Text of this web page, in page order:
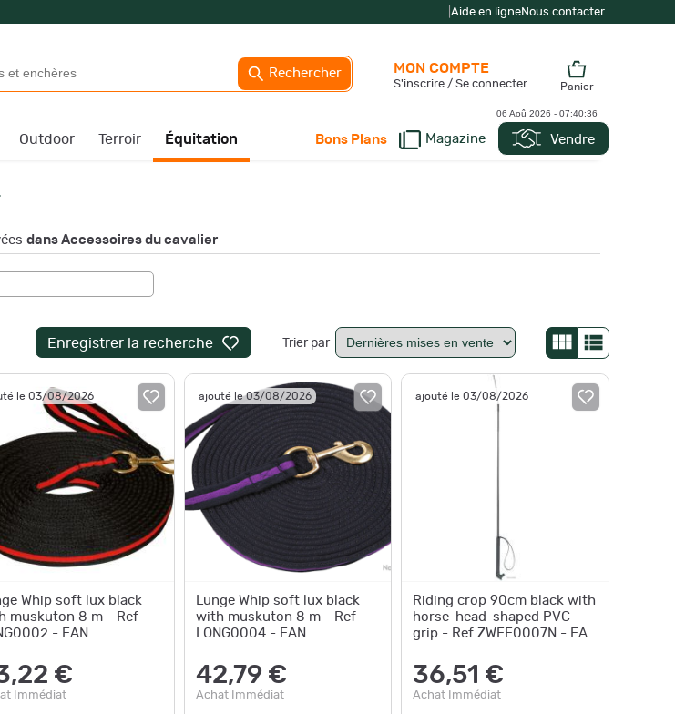
Aide en ligneNous contacter
Rechercher
Outdoor Terroir Équitation Bons Plans Magazine Vendre
MON COMPTE
S'inscrire / Se connecter Panier
06 Aoû 2026 - 07:40:37
dans Accessoires du cavalier
Enregistrer la recherche Trier par
le 03/08/2026
Whip soft lux black
muskuton 8 m - Ref
- EAN
€
Immédiat
ajouté le 03/08/2026
Lunge Whip soft lux black
with muskuton 8 m - Ref
LONG0004 - EAN
Unbranded
42,79 €
Achat Immédiat
ajouté le 03/08/2026
Riding crop 90cm black with
horse-head-shaped PVC
grip - Ref ZWEE0007N - EAN
36,51 €
Achat Immédiat